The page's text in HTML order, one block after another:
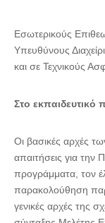
Εσωτερικούς
Υπευθύνους
και σε Τεχνικούς
Στο
Οι βασικές αρχές
απαιτήσεις για την
προγράμματα, τον
παρακολούθηση
γενικές αρχές της